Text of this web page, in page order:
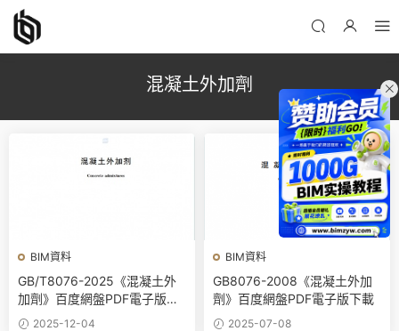
混凝土外加劑
BIM資料
GB/T8076-2025《混凝土外
加劑》百度網盤PDF電子版下
載 2025-12-04
BIM資料
GB8076-2008《混凝土外加
劑》百度網盤PDF電子版下載
2025-07-08